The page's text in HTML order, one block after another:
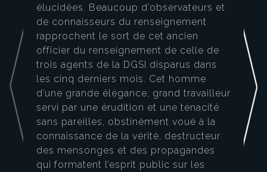
élucidées. Beaucoup d’observateurs et
de connaisseurs du renseignement
rapprochent le sort de cet ancien
officier du renseignement de celle de
trois agents de la DGSI disparus dans
les cinq derniers mois. Cet homme
d’une grande élégance, grand travailleur
servi par une érudition et une ténacité
sans pareilles, obstinément voué à la
connaissance de la vérité, destructeur
des mensonges et des propagandes
qui formatent l’esprit public sur les